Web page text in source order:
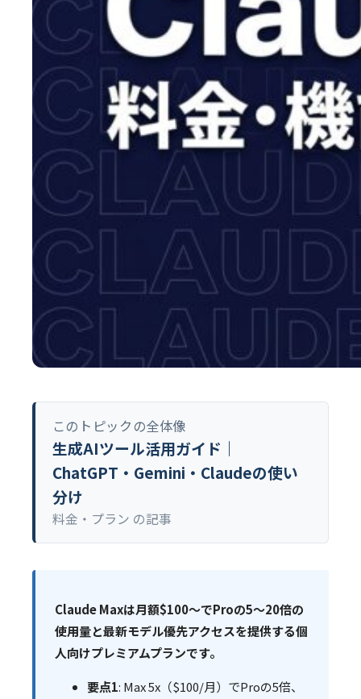
このトピックの全体像
生成AIツール活用ガイド｜
ChatGPT・Gemini・Claudeの使い
分け
料金・プラン の記事
Claude Maxは月額$100〜でProの5〜20倍の
使用量と最新モデル優先アクセスを提供する個
人向けプレミアムプランです。
要点1: Max 5x（$100/月）でProの5倍、